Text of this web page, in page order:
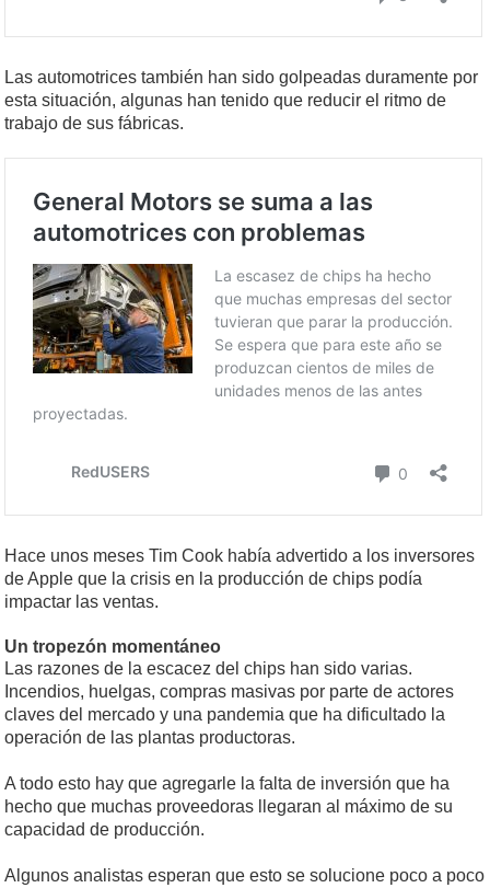
Las automotrices también han sido golpeadas duramente por
esta situación, algunas han tenido que reducir el ritmo de
trabajo de sus fábricas.
Hace unos meses Tim Cook había advertido a los inversores
de Apple que la crisis en la producción de chips podía
impactar las ventas.
Un tropezón momentáneo
Las razones de la escacez del chips han sido varias.
Incendios, huelgas, compras masivas por parte de actores
claves del mercado y una pandemia que ha dificultado la
operación de las plantas productoras.
A todo esto hay que agregarle la falta de inversión que ha
hecho que muchas proveedoras llegaran al máximo de su
capacidad de producción.
Algunos analistas esperan que esto se solucione poco a poco